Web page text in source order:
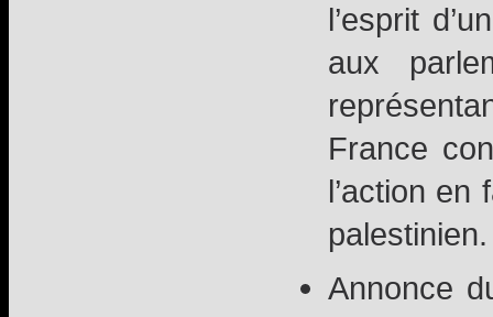
l’esprit
aux
France
l’action en
palestinien.
Annonce